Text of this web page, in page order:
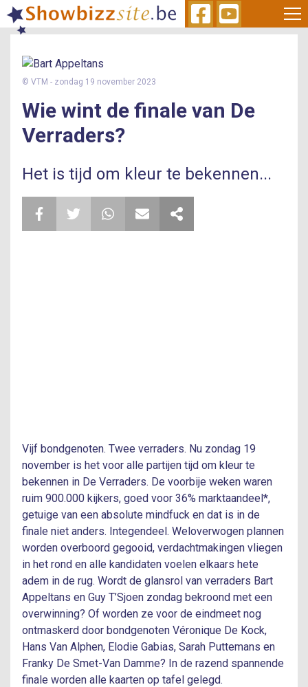
Skip
to
© VTM - zondag 19 november 2023
Wie wint de finale van De
Verraders?
Het is tijd om kleur te bekennen...
Vijf bondgenoten. Twee verraders. Nu zondag 19
november is het voor alle partijen tijd om kleur te
bekennen in De Verraders. De voorbije weken waren
ruim 900.000 kijkers, goed voor 36% marktaandeel*,
getuige van een absolute mindfuck en dat is in de
finale niet anders. Integendeel. Weloverwogen plannen
worden overboord gegooid, verdachtmakingen vliegen
in het rond en alle kandidaten voelen elkaars hete
adem in de rug. Wordt de glansrol van verraders Bart
Appeltans en Guy T’Sjoen zondag bekroond met een
overwinning? Of worden ze voor de eindmeet nog
ontmaskerd door bondgenoten Véronique De Kock,
Hans Van Alphen, Elodie Gabias, Sarah Puttemans en
Franky De Smet-Van Damme? In de razend spannende
finale worden alle kaarten op tafel gelegd.